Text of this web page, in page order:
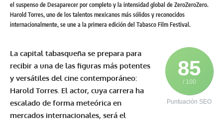
el suspenso de Desaparecer por completo y la intensidad global de ZeroZeroZero.
Harold Torres, uno de los talentos mexicanos más sólidos y reconocidos
internacionalmente, se une a la primera edición del Tabasco Film Festival.
85
/ 100
Puntuación SEO
La capital tabasqueña se prepara para
recibir a una de las figuras más potentes
y versátiles del cine contemporáneo:
Harold Torres . El actor, cuya carrera ha
escalado de forma meteórica en
mercados internacionales, será el